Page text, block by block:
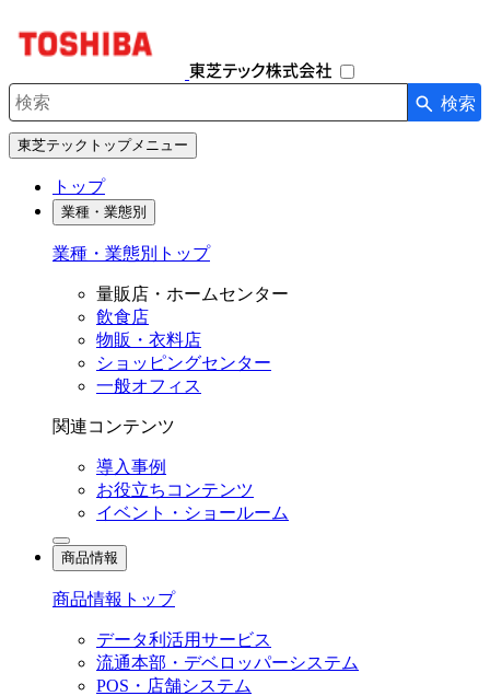
ー
検索キーワード入力 検索
東芝テックトップメニュー
トップ
業種・業態別
業種・業態別トップ
量販店・ホームセンター
飲食店
物販・衣料店
ショッピングセンター
一般オフィス
関連コンテンツ
導入事例
お役立ちコンテンツ
イベント・ショールーム
商品情報
商品情報トップ
データ利活用サービス
流通本部・デベロッパーシステム
POS・店舗システム